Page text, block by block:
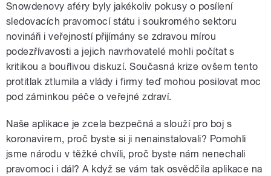
Snowdenovy aféry byly jakékoliv pokusy o posílení
sledovacích pravomocí státu i soukromého sektoru
novináři i veřejností přijímány se zdravou mírou
podezřívavosti a jejich navrhovatelé mohli počítat s
kritikou a bouřlivou diskuzí. Současná krize ovšem tento
protitlak ztlumila a vlády i firmy teď mohou posilovat moc
pod záminkou péče o veřejné zdraví.
Naše aplikace je zcela bezpečná a slouží pro boj s
koronavirem, proč byste si ji nenainstalovali? Pomohli
jsme národu v těžké chvíli, proč byste nám nenechali
pravomoci i dál? A když se vám tak osvědčila aplikace na